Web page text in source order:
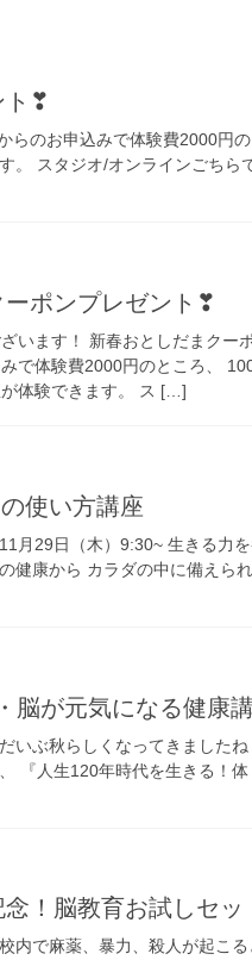
ト❣
のお申込みで体験費2000円
。 スタジオ/オンラインごちら
ポンプレゼント❣
います！ 新春おとしだまクー
で体験費2000円のところ、
体験できます。 ス […]
使い方講座
月29日（木）9:30~ 生きる力
健康から カラダの中に備えら
脳が元気になる健康
いぶ秋らしくなってきました
『人生120年時代を生きる！
！脳教育お試しセッ
内で麻薬、暴力、殺人が起こ